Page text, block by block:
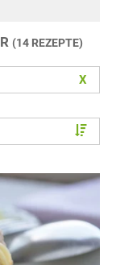
(14 REZEPTE)
X